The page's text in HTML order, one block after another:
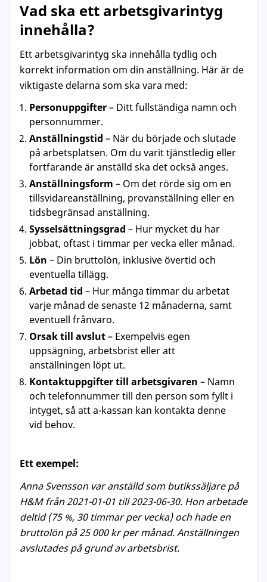
Vad ska ett arbetsgivarintyg
innehålla?
Ett arbetsgivarintyg ska innehålla tydlig och
korrekt information om din anställning. Här är de
viktigaste delarna som ska vara med:
Personuppgifter– Ditt fullständiga namn och
personnummer.
Anställningstid – När du började och slutade
på arbetsplatsen. Om du varit tjänstledig eller
fortfarande är anställd ska det också anges.
Anställningsform – Om det rörde sig om en
tillsvidareanställning, provanställning eller en
tidsbegränsad anställning.
Sysselsättningsgrad – Hur mycket du har
jobbat, oftast i timmar per vecka eller månad.
Lön – Din bruttolön, inklusive övertid och
eventuella tillägg.
Arbetad tid – Hur många timmar du arbetat
varje månad de senaste 12 månaderna, samt
eventuell frånvaro.
Orsak till avslut– Exempelvis egen
uppsägning, arbetsbrist eller att
anställningen löpt ut.
Kontaktuppgifter till arbetsgivaren – Namn
och telefonnummer till den person som fyllt i
intyget, så att a-kassan kan kontakta denne
vid behov.
Ett exempel:
Anna Svensson var anställd som butikssäljare på
H&M från 2021-01-01 till 2023-06-30. Hon arbetade
deltid (75 %, 30 timmar per vecka) och hade en
bruttolön på 25 000 kr per månad. Anställningen
avslutades på grund av arbetsbrist.